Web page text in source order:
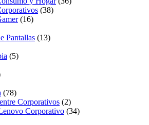
(38)
(16)
Pantallas (13)
(5)
(78)
Corporativos (2)
Corporativo (34)